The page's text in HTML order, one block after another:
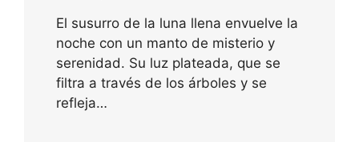
El susurro de la luna llena envuelve la
noche con un manto de misterio y
serenidad. Su luz plateada, que se
filtra a través de los árboles y se
refleja…